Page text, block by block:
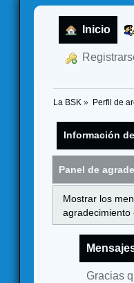
Inicio
La BSK » Perfil de
Información
Panel de
Mostrar los
agradecimiento
Gracias